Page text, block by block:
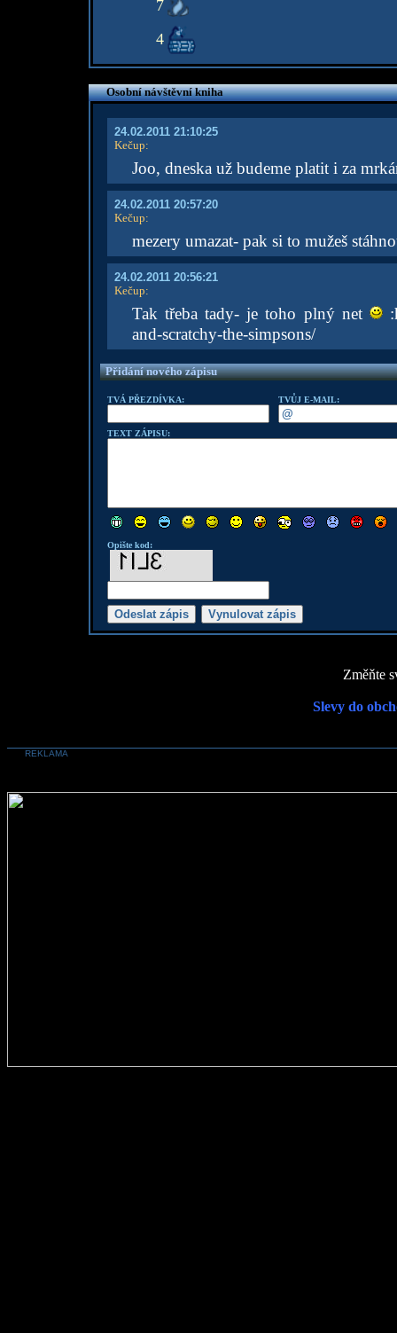
7
4
Osobní návštěvní kniha
24.02.2011 21:10:25
Kečup:
Joo, dneska už budeme platit i za
24.02.2011 20:57:20
Kečup:
mezery umazat- pak si to mužeš
24.02.2011 20:56:21
Kečup:
Tak třeba tady- je toho plný net
and-scratchy-the-simpsons/
Přidání nového zápisu
TVÁ PŘEZDÍVKA: TVŮJ E-MAIL:
TEXT ZÁPISU:
Opište kod:
Změňte
Slevy do
REKLAMA